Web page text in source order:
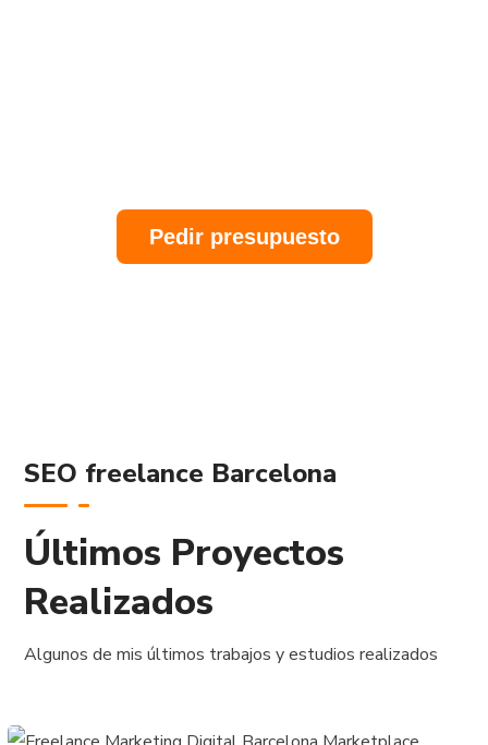
Pedir presupuesto
SEO freelance Barcelona
Últimos Proyectos
Realizados
Algunos de mis últimos trabajos y estudios realizados